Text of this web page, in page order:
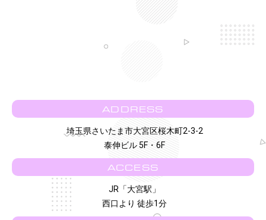
ADDRESS
埼玉県さいたま市大宮区桜木町2-3-2
泰伸ビル 5F・6F
ACCESS
JR「大宮駅」
西口より 徒歩1分